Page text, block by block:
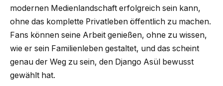
modernen Medienlandschaft erfolgreich sein kann,
ohne das komplette Privatleben öffentlich zu machen.
Fans können seine Arbeit genießen, ohne zu wissen,
wie er sein Familienleben gestaltet, und das scheint
genau der Weg zu sein, den Django Asül bewusst
gewählt hat.